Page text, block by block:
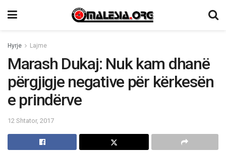
Hyrje Lajme
Marash Dukaj: Nuk kam dhanë
përgjigje negative për kërkesën
e prindërve
12 Shtator, 2017